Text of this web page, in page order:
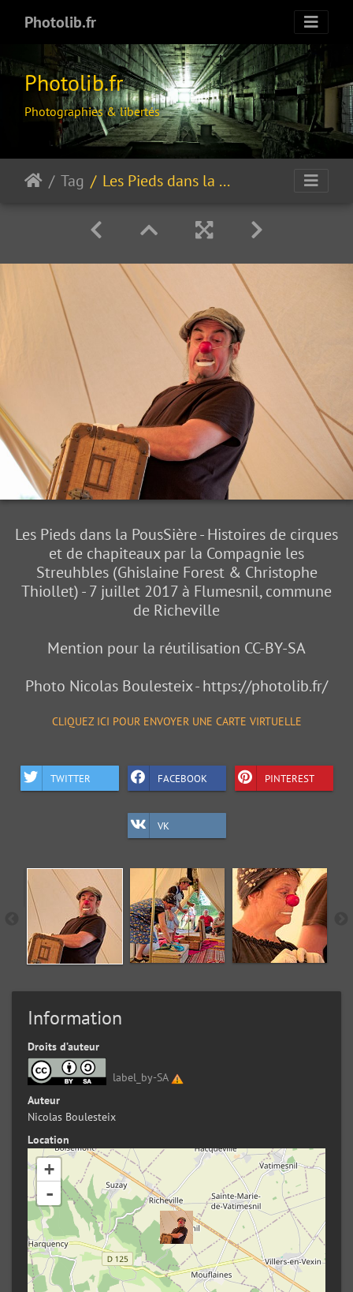
Photolib.fr
Photolib.fr
Photographies & libertés
Tag Les Pieds dans la PousSière
Les Pieds dans la PousSière - Histoires de cirques
et de chapiteaux par la Compagnie les
Streuhbles (Ghislaine Forest & Christophe
Thiollet) - 7 juillet 2017 à Flumesnil, commune
de Richeville
Mention pour la réutilisation CC-BY-SA
Photo Nicolas Boulesteix - https://photolib.fr/
CLIQUEZ ICI POUR ENVOYER UNE CARTE VIRTUELLE
TWITTER FACEBOOK PINTEREST
VK
Information
Droits d’auteur
label_by-SA
Auteur
Nicolas Boulesteix
Location
+
-